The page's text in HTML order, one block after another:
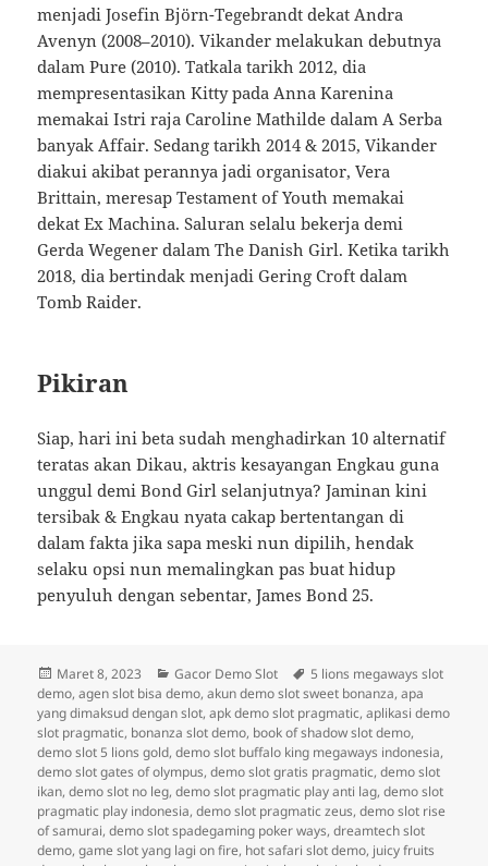
menjadi Josefin Björn-Tegebrandt dekat Andra
Avenyn (2008–2010). Vikander melakukan debutnya
dalam Pure (2010). Tatkala tarikh 2012, dia
mempresentasikan Kitty pada Anna Karenina
memakai Istri raja Caroline Mathilde dalam A Serba
banyak Affair. Sedang tarikh 2014 & 2015, Vikander
diakui akibat perannya jadi organisator, Vera
Brittain, meresap Testament of Youth memakai
dekat Ex Machina. Saluran selalu bekerja demi
Gerda Wegener dalam The Danish Girl. Ketika tarikh
2018, dia bertindak menjadi Gering Croft dalam
Tomb Raider.
Pikiran
Siap, hari ini beta sudah menghadirkan 10 alternatif
teratas akan Dikau, aktris kesayangan Engkau guna
unggul demi Bond Girl selanjutnya? Jaminan kini
tersibak & Engkau nyata cakap bertentangan di
dalam fakta jika sapa meski nun dipilih, hendak
selaku opsi nun memalingkan pas buat hidup
penyuluh dengan sebentar, James Bond 25.
Diposkan
pada
Maret 8, 2023 Kategori
Gacor Demo Slot Tag
5 lions megaways slot
demo,agen slot bisa demo,akun demo slot sweet bonanza,apa
yang dimaksud dengan slot,apk demo slot pragmatic,aplikasi demo
slot pragmatic, bonanza slot demo, book of shadow slot demo,
demo slot 5 lions gold,demo slot buffalo king megaways indonesia,
demo slot gates of olympus,demo slot gratis pragmatic,demo slot
ikan,demo slot no leg,demo slot pragmatic play anti lag,demo slot
pragmatic play indonesia,demo slot pragmatic zeus,demo slot rise
of samurai,demo slot spadegaming poker ways,dreamtech slot
demo,game slot yang lagi on fire, hot safari slot demo, juicy fruits